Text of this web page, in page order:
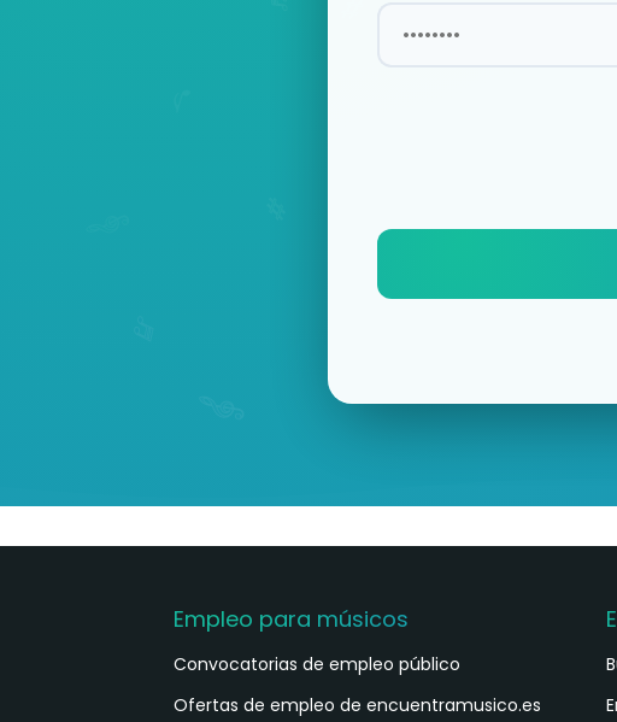
Empleo para músicos
Convocatorias de empleo público
Ofertas de empleo de encuentramusico.es